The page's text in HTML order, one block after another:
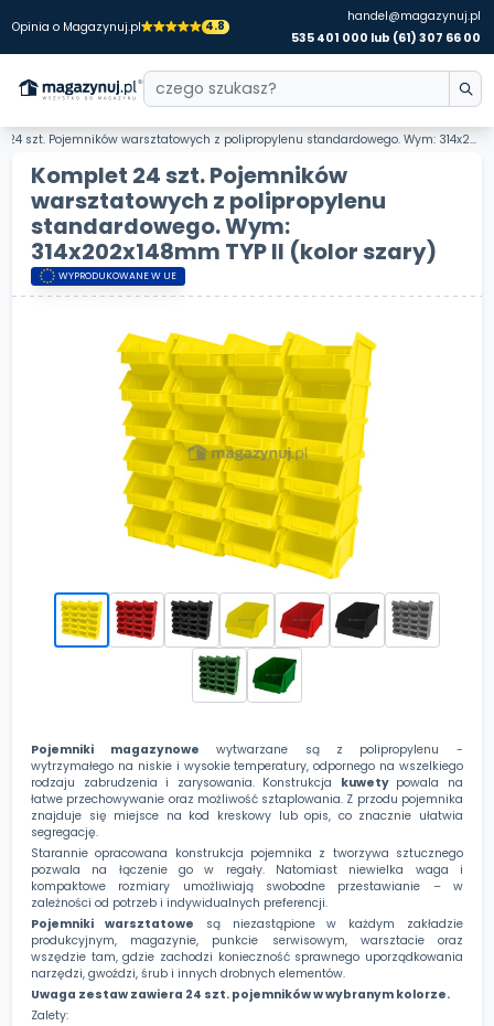
Opinia o Magazynuj.pl 4.8
handel@magazynuj.pl
535 401 000 lub (61) 307 66 00
szt. Pojemników warsztatowych z polipropylenu standardowego. Wym: 314x202x148mm TYP II
Komplet 24 szt. Pojemników
warsztatowych z polipropylenu
standardowego. Wym:
314x202x148mm TYP II (kolor szary)
WYPRODUKOWANE W UE
Pojemniki magazynowe wytwarzane są z polipropylenu -
wytrzymałego na niskie i wysokie temperatury, odpornego na wszelkiego
rodzaju zabrudzenia i zarysowania. Konstrukcja kuwety powala na
łatwe przechowywanie oraz możliwość sztaplowania. Z przodu pojemnika
znajduje się miejsce na kod kreskowy lub opis, co znacznie ułatwia
segregację.
Starannie opracowana konstrukcja pojemnika z tworzywa sztucznego
pozwala na łączenie go w regały. Natomiast niewielka waga i
kompaktowe rozmiary umożliwiają swobodne przestawianie – w
zależności od potrzeb i indywidualnych preferencji.
Pojemniki warsztatowe są niezastąpione w każdym zakładzie
produkcyjnym, magazynie, punkcie serwisowym, warsztacie oraz
wszędzie tam, gdzie zachodzi konieczność sprawnego uporządkowania
narzędzi, gwoździ, śrub i innych drobnych elementów.
Uwaga zestaw zawiera 24 szt. pojemników w wybranym kolorze.
Zalety: